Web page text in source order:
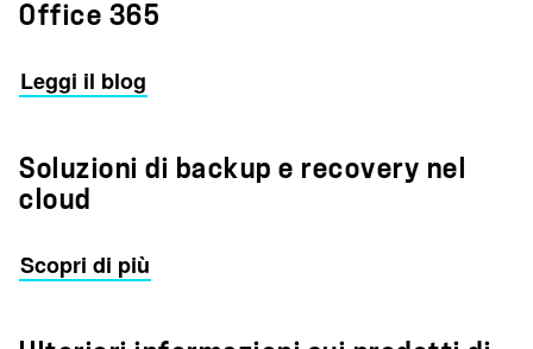
Office 365
Leggi il blog
Soluzioni di backup e recovery nel
cloud
Scopri di più